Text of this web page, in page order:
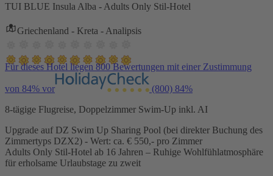
TUI BLUE Insula Alba - Adults Only Stil-Hotel
Griechenland - Kreta - Analipsis
Für dieses Hotel liegen 800 Bewertungen mit einer Zustimmung
von 84% vor (800) 84%
8-tägige Flugreise, Doppelzimmer Swim-Up inkl. AI
Upgrade auf DZ Swim Up Sharing Pool (bei direkter Buchung des
Zimmertyps DZX2) - Wert: ca. € 550,- pro Zimmer
Adults Only Stil-Hotel ab 16 Jahren – Ruhige Wohlfühlatmosphäre
für erholsame Urlaubstage zu zweit